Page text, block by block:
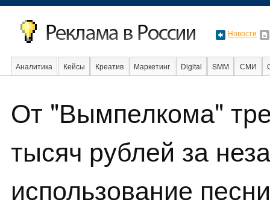
Новости
Аналитика Кейсы Креатив Маркетинг Digital SMM СМИ
От "Вымпелкома"
тысяч рублей за
использование